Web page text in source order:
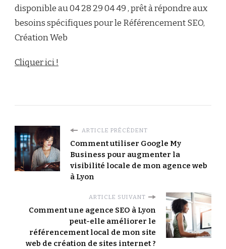
disponible au 04 28 29 04 49 , prêt à répondre aux
besoins spécifiques pour le Référencement SEO,
Création Web
Cliquer ici !
ARTICLE PRÉCÉDENT
Comment utiliser Google My
Business pour augmenter la
visibilité locale de mon agence web
à Lyon
ARTICLE SUIVANT
Comment une agence SEO à Lyon
peut-elle améliorer le
référencement local de mon site
web de création de sites internet ?